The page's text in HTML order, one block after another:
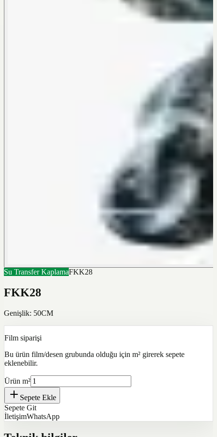
Su Transfer KaplamaFKK28
FKK28
Genişlik: 50CM
Film siparişi
Bu ürün film/desen grubunda olduğu için m² girerek sepete
eklenebilir.
Ürün m²
Sepete Ekle
Sepete Git
İletişimWhatsApp